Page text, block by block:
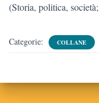
(Storia, politica,
Categorie: COLLANE